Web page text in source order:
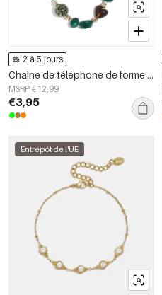
2 à 5 jours
Chaîne de téléphone de forme irrégulière, simple, en acrylique, accessoire du quotidien
MSRP €12,99
€3,95
Entrepôt de l'UE